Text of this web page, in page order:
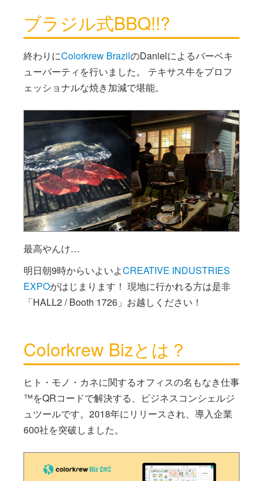
ブラジル式BBQ!!?
終わりにColorkrew BrazilのDanielによるバーベキ
ューパーティを行いました。 テキサス牛をプロフ
ェッショナルな焼き加減で堪能。
最高やんけ…
明日朝9時からいよいよCREATIVE INDUSTRIES
EXPOがはじまります！ 現地に行かれる方は是非
「HALL2 / Booth 1726」お越しください！
Colorkrew Bizとは？
ヒト・モノ・カネに関するオフィスの名もなき仕事
™をQRコードで解決する、ビジネスコンシェルジ
ュツールです。2018年にリリースされ、導入企業
600社を突破しました。